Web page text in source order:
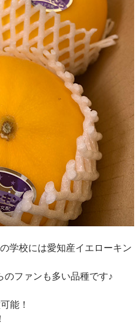
学校には愛知産イエローキン
ファンも多い品種です♪
能！